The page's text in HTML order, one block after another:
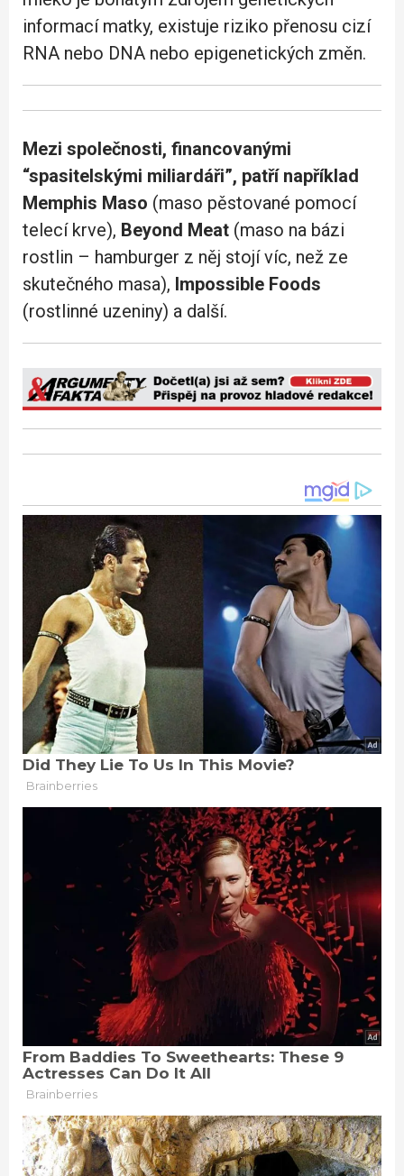
informací matky, existuje riziko přenosu cizí
RNA nebo DNA nebo epigenetických změn.
Mezi společnosti, financovanými
“spasitelskými miliardáři”, patří například
Memphis Maso (maso pěstované pomocí
telecí krve), Beyond Meat (maso na bázi
rostlin – hamburger z něj stojí víc, než ze
skutečného masa), Impossible Foods
(rostlinné uzeniny) a další.